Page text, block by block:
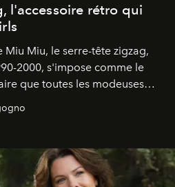
l'accessoire rétro qui
Miu, le serre-tête zigzag,
2000, s'impose comme le
que toutes les modeuses